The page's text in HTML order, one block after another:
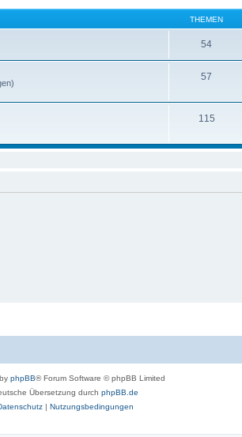
THEMEN
54
57
115
phpBB® Forum Software © phpBB Limited
Übersetzung durch phpBB.de
| Nutzungsbedingungen